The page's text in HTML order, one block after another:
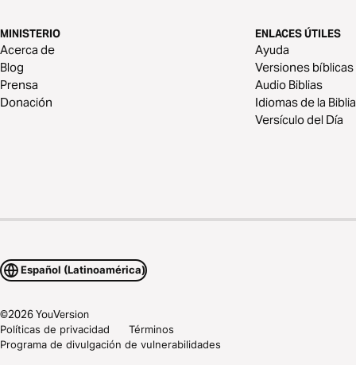
MINISTERIO
Acerca de
Blog
Prensa
Donación
ENLACES ÚTILES
Ayuda
Versiones bíblicas
Audio Biblias
Idiomas de la Biblia
Versículo del Día
Español (Latinoamérica)
©2026YouVersion
Políticas de privacidad
Términos
Programa de divulgación de vulnerabilidades